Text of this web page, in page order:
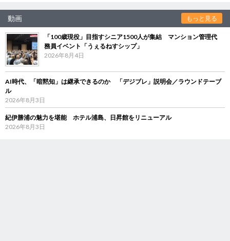
動画 もっと見る
「100歳現役」目指すシニア1500人が集結 マンション管理代
務員イベント「うぇるねすシップ」
2026年8月4日
AI時代、「暗黙知」は継承できるのか 「デジブレ」説明会／ラウンドテーブ
ル
2026年8月3日
紀伊勝浦の魅力を堪能 ホテル浦島、日昇館をリニューアル
2026年8月3日